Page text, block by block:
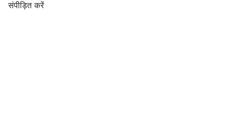
संपीड़ित करें